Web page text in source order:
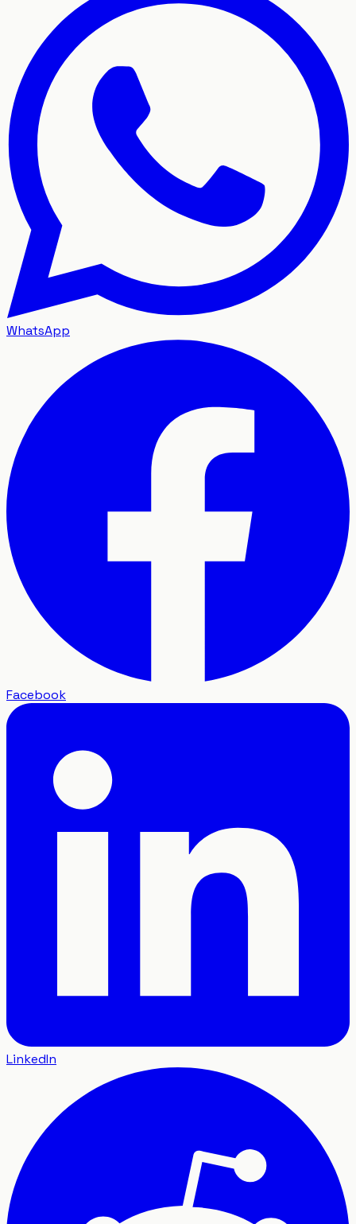
WhatsApp
Facebook
LinkedIn